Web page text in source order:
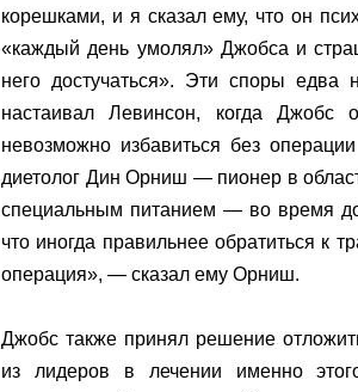
корешками, и я сказал ему, что он
«каждый день умолял» Джобса и
него достучаться». Эти споры
настаивал Левинсон, когда
невозможно избавиться без
диетолог Дин Орниш — пионер в
специальным питанием — во время
что иногда правильнее обратиться к
операция», — сказал ему Орниш.
Джобс также принял решение
из лидеров в лечении именно